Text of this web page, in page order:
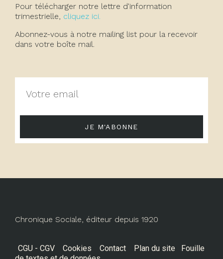
Pour télécharger notre lettre d'information
trimestrielle, cliquez ici.
Abonnez-vous à notre mailing list pour la recevoir
dans votre boîte mail.
JE M'ABONNE
Chronique Sociale, éditeur depuis 1920
CGU - CGV Cookies Contact Plan du site
Fouille